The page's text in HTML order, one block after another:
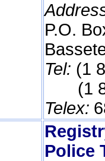
P.O.
Tel: (1
(1
Telex:
Police